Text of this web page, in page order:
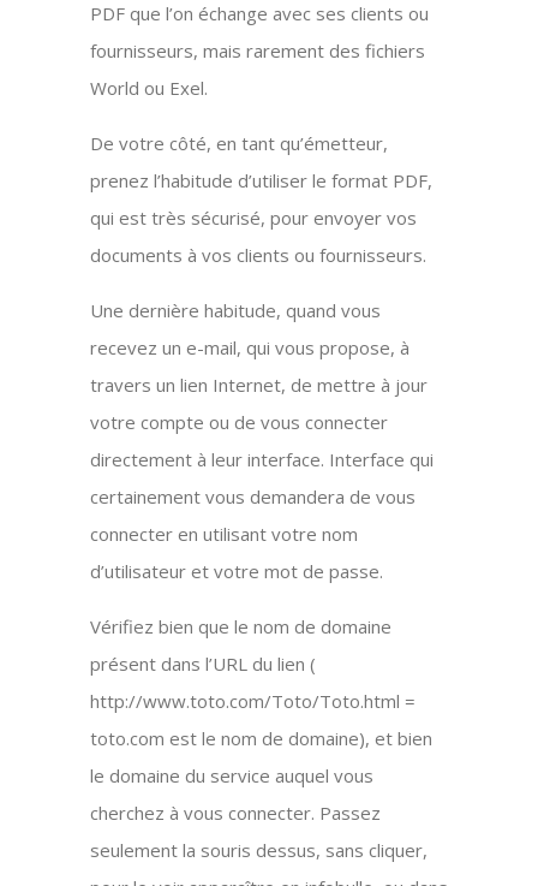
PDF que l’on échange avec ses clients ou
fournisseurs, mais rarement des fichiers
World ou Exel.
De votre côté, en tant qu’émetteur,
prenez l’habitude d’utiliser le format PDF,
qui est très sécurisé, pour envoyer vos
documents à vos clients ou fournisseurs.
Une dernière habitude, quand vous
recevez un e-mail, qui vous propose, à
travers un lien Internet, de mettre à jour
votre compte ou de vous connecter
directement à leur interface. Interface qui
certainement vous demandera de vous
connecter en utilisant votre nom
d’utilisateur et votre mot de passe.
Vérifiez bien que le nom de domaine
présent dans l’URL du lien (
http://www.toto.com/Toto/Toto.html =
toto.com est le nom de domaine), et bien
le domaine du service auquel vous
cherchez à vous connecter. Passez
seulement la souris dessus, sans cliquer,